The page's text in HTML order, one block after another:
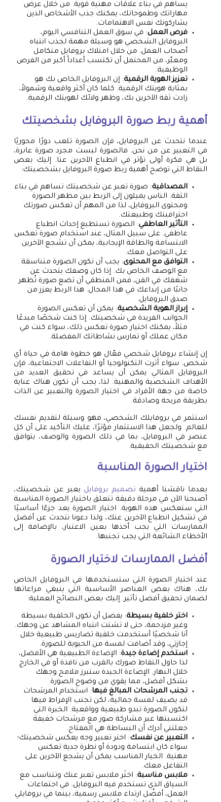
يساهم في بناء علاقات مهنية قوية. من خلال عرض
مهاراتك وطموحاتك، يمكنك جذب الأشخاص الذين
يشاركونك نفس الاهتمامات.
فرص العمل: في سوق العمل التنافسي اليوم،
البروفايل الشخصي هو وسيلة مهمة لجذب انتباه
أصحاب العمل. من خلال امتلاك بروفايل متكامل
ومعبّر، من المحتمل أن تكتسب أعداداً أكبر من الفرص
الوظيفية.
تعزيز الهوية الرقمية: إن البروفايل الخاص بك هو
بمثابة هويتك الرقمية. كلما كان أكثر واقعية وشمولاً،
زادت ثقة الآخرين بك، وظهر ولائك لهويتك الرقمية.
أهمية ربط صورة البروفايل بشخصيتك
عندما نتحدث عن البروفايل، فإن الصورة تلعب دورًا محوريًا
في التعبير عن من نحن. فالصورة ليست مجرد صورة عابرة،
بل هي فكرة أولى تؤثر في انطباع الآخرين عنا. إليك بعض
النقاط التي توضح أهمية ربط صورة البروفايل بشخصيتك:
المصداقية: صورة تعبر عن شخصيتك تساهم في بناء
الثقة. الناس يميلون إلى الربط بين مظهر الصورة
ومحتوى البروفايل، لذا من المهم أن تعكس صورتك
احترافيتك وطبيعتك.
التأثير العاطفي: الصورة تستطيع إحداث انطباع
عاطفي. على سبيل المثال، عند استخدام صورة تعكس
الابتسامة والطاقة الإيجابية، يمكن أن تشجع الآخرين
على التواصل معك.
التوافق مع المحتوى: يجب أن تكون الصورة متناسقة
مع الوصف الخاص بك. إذا كان وصفك يتحدث عن
شغفك في الفن، فمن المنطقي أن تضع صورة تُظهر
جانبًا من إبداعك في هذا المجال. هذا الربط يعزز من
صدق البروفايل.
إبراز الهوية الشخصية: يمكن أن تعكس الصورة
الجوانب الفريدة في شخصيتك. إذا كنت شخصًا مبدعًا
مثلاً، يمكنك اختيار صورة تعكس ذلك، سواء كنت في
مكان عملك أو تمارس نشاطاتك المفضلة.
إن إنشاء بروفايل شخصي فعّال هو خطوة هامة في حياة أي
شخص. سواء آثرت التكنولوجيا أو التفاعلات الاجتماعية، فإن
البروفايل المثالي يمكن أن يساعد في تحقيق العديد من
الأهداف الشخصية والمهنية. لذا، يجب أن تكون هناك عناية
خاصة من جهة الأفراد في اختيار الصورة والتعبير عن الذات
بطريقة مريحة وصادقة.
استثمر في بروفايلك الشخصي، فهو وسيلة لتقديم نفسك
للعالم. ولجعل هذا الاستثمار مؤثرًا، عليك التأكيد على أن كل
عنصر في البروفايل، بما في ذلك الصورة والوصف، يتوافق
مع شخصيتك الحقيقية.
اختيار الصورة المناسبة
بعدما ناقشنا أهمية تصميم بروفايل يعبر عن شخصيتك،
أصبحنا الآن في مرحلة دقيقة تتعلق باختيار الصورة المناسبة
التي ستعكس هذه الهوية. اختيار الصورة يعد جزءًا أساسيًا
في تشكيل انطباع الآخرين عنك، ولذا دعونا نتحدث عن أفضل
الممارسات التي يجب أخذها بعين الاعتبار، بالإضافة إلى
الأخطاء الشائعة التي يجب تجنبها.
أفضل الممارسات لاختيار الصورة
عند اختيار الصورة التي ستستخدمها في البروفايل الخاص
بك، هناك بعض العناصر الأساسية التي ينبغي مراعاتها
لضمان تحقيق أفضل تأثير. إليك بعض النصائح العملية:
اختر خلفية بسيطة: يفضل أن تكون الخلفية بسيطة
وغير مزدحمة، حتى لا تشتت انتباه المشاهد عن وجهك.
أنا شخصيًا أستخدمت خلفية تضاريس طبيعية خلال
إجازتي، وقد أضافت لمسة من الحيوية للصورة.
استخدم إضاءة جيدة: الإضاءة الطبيعية هي الأفضل،
لذا حاول التقاط صورك بالقرب من نافذة أو في الخارج
خلال النهار. الإضاءة الجيدة ستبرز ملامح وجهك
بشكل أفضل، مما يقوي من وضوح الصورة.
تجنب المرشحات المبالغ فيها: استخدام المرشحات
قد يضيف لمسة جمالية، لكن تجنب الإفراط فيها
لتكون الصورة تبدو طبيعية وواقعية. الخبرة التي
اكتسبتها عبر مشاركة صور مع مرشحات خفيفة
جعلتني أدرك أن البساطة هي المفتاح.
التعبير عن نفسك: اختر تعبير وجه يعكس شخصيتك؛
سواء كان ابتسامة ودودة أو نظرة جدية تعكس
مهنية. الخيار المناسب يمكن أن يشجع الآخرين على
التفاعل معك.
ملابس مناسبة: اختَر ملابس تعبر عنك وتتناسب مع
السياق الذي تستخدم فيه البروفايل. في اجتماعات
العمل، أفضّل ارتداء ملابس رسمية، بينما في بروفايلي